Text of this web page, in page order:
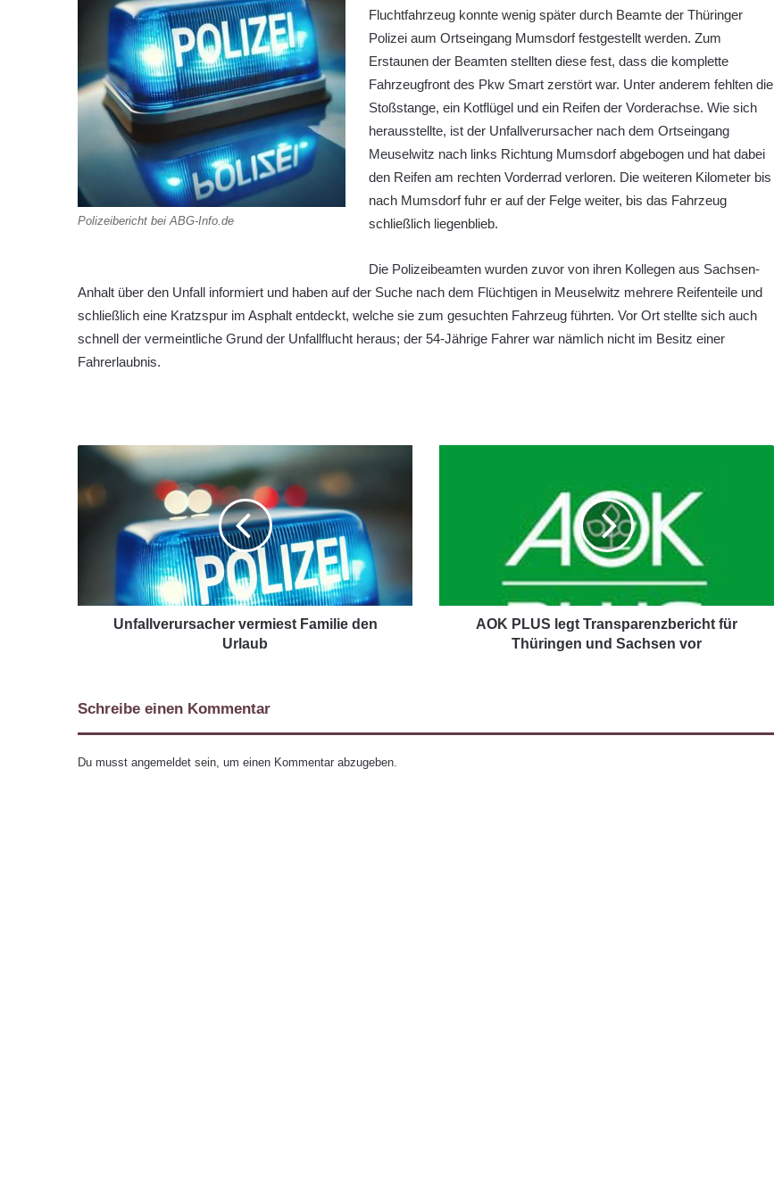
Polizeibericht bei ABG-Info.de
Fluchtfahrzeug konnte wenig später durch Beamte der Thüringer
Polizei aum Ortseingang Mumsdorf festgestellt werden. Zum
Erstaunen der Beamten stellten diese fest, dass die komplette
Fahrzeugfront des Pkw Smart zerstört war. Unter anderem fehlten die
Stoßstange, ein Kotflügel und ein Reifen der Vorderachse. Wie sich
herausstellte, ist der Unfallverursacher nach dem Ortseingang
Meuselwitz nach links Richtung Mumsdorf abgebogen und hat dabei
den Reifen am rechten Vorderrad verloren. Die weiteren Kilometer bis
nach Mumsdorf fuhr er auf der Felge weiter, bis das Fahrzeug
schließlich liegenblieb.
Die Polizeibeamten wurden zuvor von ihren Kollegen aus Sachsen-
Anhalt über den Unfall informiert und haben auf der Suche nach dem Flüchtigen in Meuselwitz mehrere Reifenteile und
schließlich eine Kratzspur im Asphalt entdeckt, welche sie zum gesuchten Fahrzeug führten. Vor Ort stellte sich auch
schnell der vermeintliche Grund der Unfallflucht heraus; der 54-Jährige Fahrer war nämlich nicht im Besitz einer
Fahrerlaubnis.
Unfallverursacher vermiest Familie den
Urlaub
AOK PLUS legt Transparenzbericht für
Thüringen und Sachsen vor
Schreibe einen Kommentar
Du musst angemeldet sein, um einen Kommentar abzugeben.